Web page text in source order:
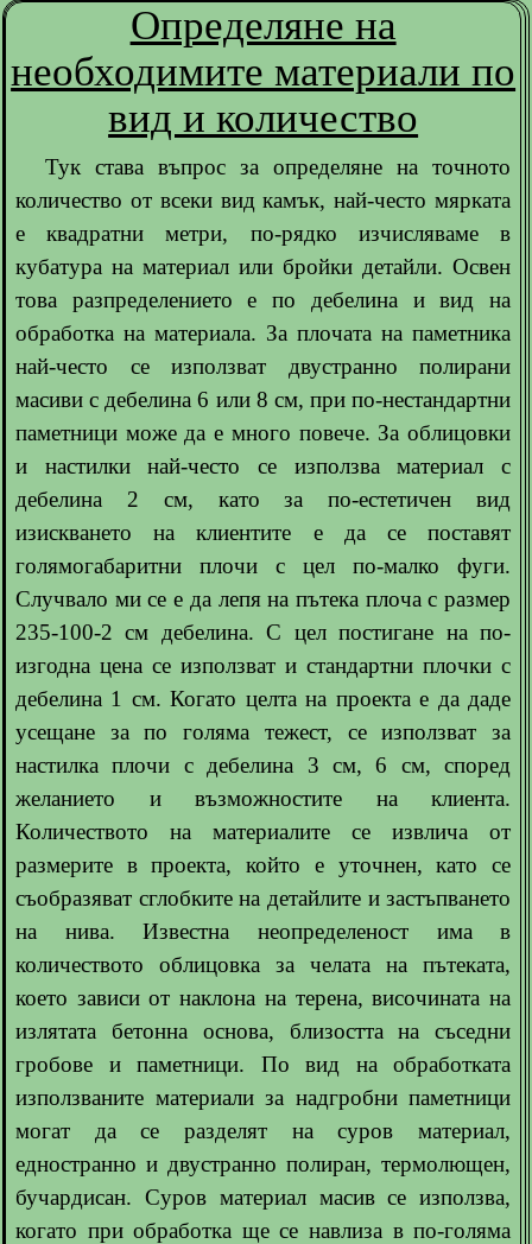
Определяне на
необходимите материали по
вид и количество
Тук става въпрос за определяне на точното
количество от всеки вид камък, най-често мярката
е квадратни метри, по-рядко изчисляваме в
кубатура на материал или бройки детайли. Освен
това разпределението е по дебелина и вид на
обработка на материала. За плочата на паметника
най-често се използват двустранно полирани
масиви с дебелина 6 или 8 см, при по-нестандартни
паметници може да е много повече. За облицовки
и настилки най-често се използва материал с
дебелина 2 см, като за по-естетичен вид
изискването на клиентите е да се поставят
голямогабаритни плочи с цел по-малко фуги.
Случвало ми се е да лепя на пътека плоча с размер
235-100-2 см дебелина. С цел постигане на по-
изгодна цена се използват и стандартни плочки с
дебелина 1 см. Когато целта на проекта е да даде
усещане за по голяма тежест, се използват за
настилка плочи с дебелина 3 см, 6 см, според
желанието и възможностите на клиента.
Количеството на материалите се извлича от
размерите в проекта, който е уточнен, като се
съобразяват сглобките на детайлите и застъпването
на нива. Известна неопределеност има в
количеството облицовка за челата на пътеката,
което зависи от наклона на терена, височината на
излятата бетонна основа, близостта на съседни
гробове и паметници. По вид на обработката
използваните материали за надгробни паметници
могат да се разделят на суров материал,
едностранно и двустранно полиран, термолющен,
бучардисан. Суров материал масив се използва,
когато при обработка ще се навлиза в по-голяма